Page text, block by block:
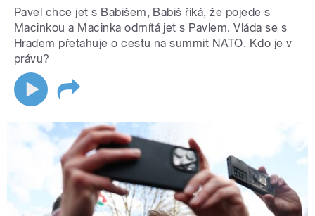
Pavel chce jet s Babišem, Babiš říká, že pojede s
Macinkou a Macinka odmítá jet s Pavlem. Vláda se s
Hradem přetahuje o cestu na summit NATO. Kdo je v
právu?